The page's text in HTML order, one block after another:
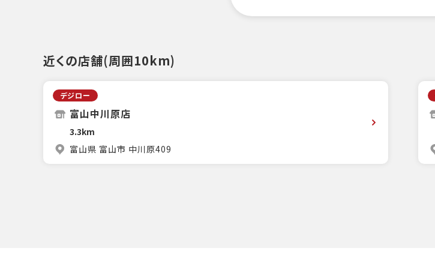
近くの店舗(周囲10km)
デジロー
富山中川原店
3.3km
富山県 富山市 中川原409